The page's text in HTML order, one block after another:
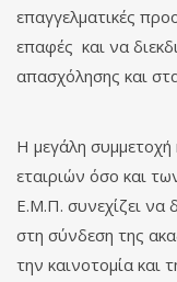
επαγγελματικές
επαφές και να
απασχόλησης και
Η μεγάλη
εταιριών όσο και
Ε.Μ.Π. συνεχίζει να
στη σύνδεση της
την καινοτομία